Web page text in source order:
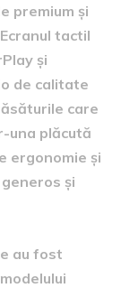
premium și
tactil
și
de calitate
care
una plăcută
ergonomie și
și
au fost